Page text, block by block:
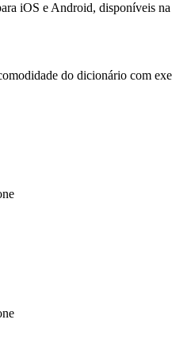
iOS e Android, disponíveis
do dicionário com